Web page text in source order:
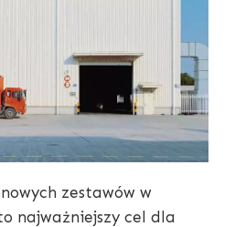
zestawów w
najważniejszy cel dla